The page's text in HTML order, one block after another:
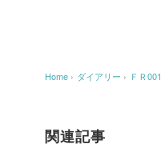
Home › ダイアリー › ＦＲ
関連記事